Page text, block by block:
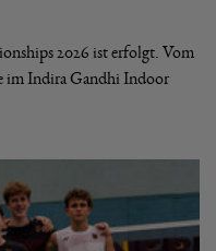
2026 ist erfolgt. Vom
im Indira Gandhi Indoor